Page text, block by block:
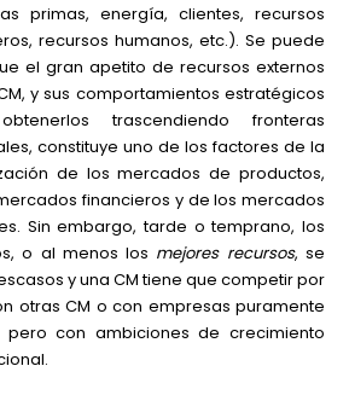
primas, energía, clientes, recursos
recursos humanos, etc.). Se puede
el gran apetito de recursos externos
y sus comportamientos estratégicos
trascendiendo fronteras
constituye uno de los factores de la
de los mercados de productos,
financieros y de los mercados
Sin embargo, tarde o temprano, los
o al menos los mejores recursos, se
y una CM tiene que competir por
otras CM o con empresas puramente
pero con ambiciones de crecimiento